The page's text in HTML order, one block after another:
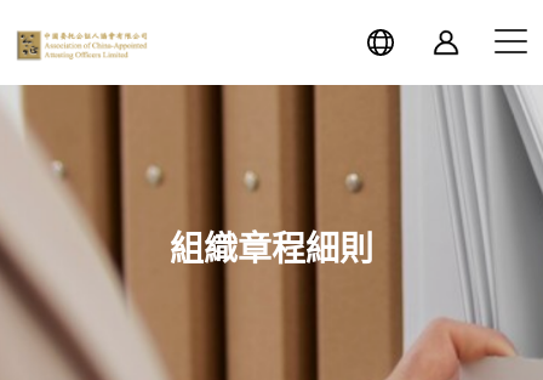
組織章程細則